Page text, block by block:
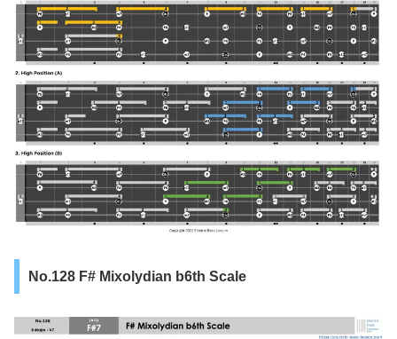
No.128 F# Mixolydian b6th Scale